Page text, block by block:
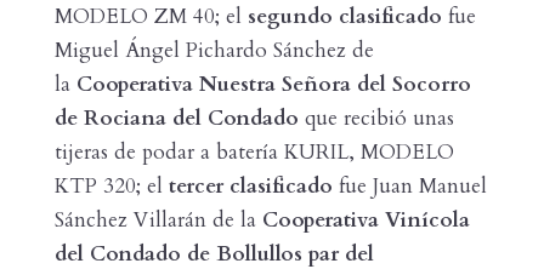
MODELO ZM 40; el segundo clasificado fue
Miguel Ángel Pichardo Sánchez de
la Cooperativa Nuestra Señora del Socorro
de Rociana del Condado que recibió unas
tijeras de podar a batería KURIL, MODELO
KTP 320; el tercer clasificado fue Juan Manuel
Sánchez Villarán de la Cooperativa Vinícola
del Condado de Bollullos par del